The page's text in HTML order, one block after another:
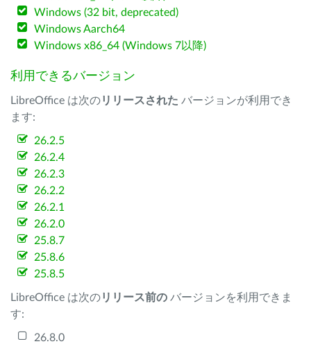
Windows (32 bit, deprecated)
Windows Aarch64
Windows x86_64 (Windows 7以降)
利用できるバージョン
LibreOffice は次のリリースされた バージョンが利用でき
ます:
26.2.5
26.2.4
26.2.3
26.2.2
26.2.1
26.2.0
25.8.7
25.8.6
25.8.5
LibreOffice は次のリリース前の バージョンを利用できま
す:
26.8.0